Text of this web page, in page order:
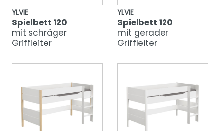
YLVIE
Spielbett 120
mit schräger
Griffleiter
YLVIE
Spielbett 120
mit gerader
Griffleiter